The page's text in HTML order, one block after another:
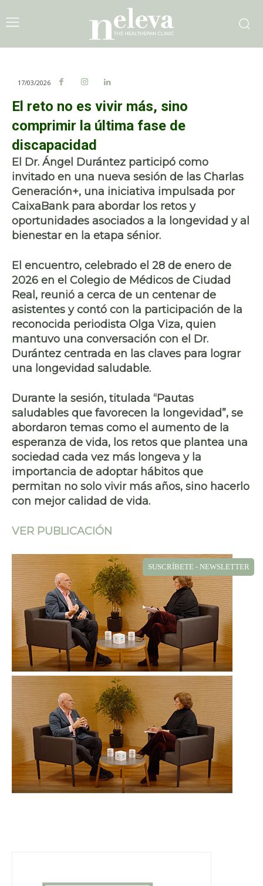
17/03/2026
El reto no es vivir más, sino
comprimir la última fase de
discapacidad
El Dr. Ángel Durántez participó como
invitado en una nueva sesión de las Charlas
Generación+, una iniciativa impulsada por
CaixaBank para abordar los retos y
oportunidades asociados a la longevidad y al
bienestar en la etapa sénior.
El encuentro, celebrado el 28 de enero de
2026 en el Colegio de Médicos de Ciudad
Real, reunió a cerca de un centenar de
asistentes y contó con la participación de la
reconocida periodista Olga Viza, quien
mantuvo una conversación con el Dr.
Durántez centrada en las claves para lograr
una longevidad saludable.
Durante la sesión, titulada “Pautas
saludables que favorecen la longevidad”, se
abordaron temas como el aumento de la
esperanza de vida, los retos que plantea una
sociedad cada vez más longeva y la
importancia de adoptar hábitos que
permitan no solo vivir más años, sino hacerlo
con mejor calidad de vida.
VER PUBLICACIÓN
SUSCRÍBETE - NEWSLETTER